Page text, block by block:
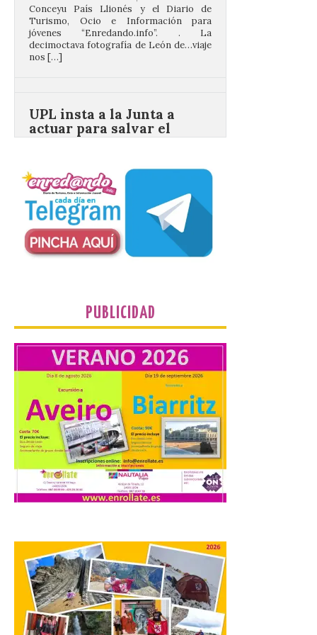
nos […]
UPL insta a la Junta a
BIC en estado de ruina
7 Ago 2026
Un Bien de Interés
Cultural abandonado
desde 1949. Los
procuradores leonesistas
plantean que la Junta
contacte cuanto antes con los
propietarios para exigirles medidas
La Universidad de León
distribuye folletos con la
programación del evento
del eclipse solar que
organiza con la ESA y el
Ayuntamiento
7 Ago 2026
Los materiales ya pueden
recogerse gratuitamente
en la Oficina de
del programa del evento, una guía
práctica con recomendaciones
elaboradas por especialistas para
observar el eclipse con seguridad León, 7
de agosto de 2026. La programación […]
PUBLICIDAD